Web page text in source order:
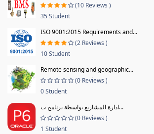
(10 Reviews )
35 Student
ISO 9001:2015 Requirements and...
(2 Reviews )
10 Student
Remote sensing and geographic...
(0 Reviews )
0 Student
ادارة المشاريع بواسطة برنامج ب...
(0 Reviews )
1 Student